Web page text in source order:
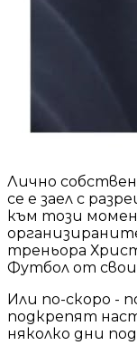
Лично
се е заел с
към този
треньора
Футбол от
Или по-скоро -
подкрепят
няколко дни